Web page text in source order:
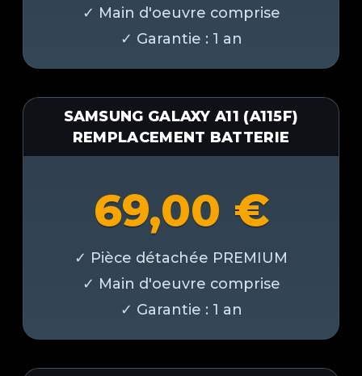
SAMSUNG GALAXY A11 (A115F)
REMPLACEMENT BATTERIE
69,00 €